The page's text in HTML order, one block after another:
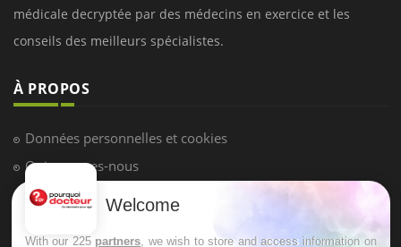
médicale decryptée par des médecins en exercice et les
conseils des meilleurs spécialistes.
À PROPOS
Données personnelles et cookies
Qui sommes-nous
Conditions d'utilisation
Welcome
With our 225 partners , we wish to store and access information on